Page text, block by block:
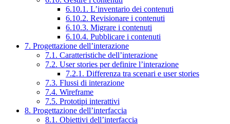
6.10.1. L’inventario dei contenuti
6.10.2. Revisionare i contenuti
6.10.3. Migrare i contenuti
6.10.4. Pubblicare i contenuti
7. Progettazione dell’interazione
7.1. Caratteristiche dell’interazione
7.2. User stories per definire l’interazione
7.2.1. Differenza tra scenari e user stories
7.3. Flussi di interazione
7.4. Wireframe
7.5. Prototipi interattivi
8. Progettazione dell’interfaccia
8.1. Obiettivi dell’interfaccia